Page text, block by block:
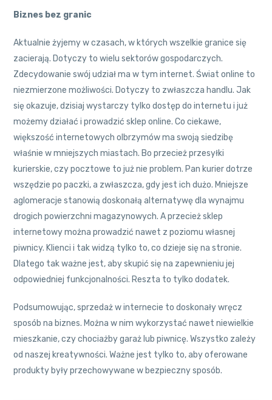
Biznes bez granic
Aktualnie żyjemy w czasach, w których wszelkie granice się
zacierają. Dotyczy to wielu sektorów gospodarczych.
Zdecydowanie swój udział ma w tym internet. Świat online to
niezmierzone możliwości. Dotyczy to zwłaszcza handlu. Jak
się okazuje, dzisiaj wystarczy tylko dostęp do internetu i już
możemy działać i prowadzić sklep online. Co ciekawe,
większość internetowych olbrzymów ma swoją siedzibę
właśnie w mniejszych miastach. Bo przecież przesyłki
kurierskie, czy pocztowe to już nie problem. Pan kurier dotrze
wszędzie po paczki, a zwłaszcza, gdy jest ich dużo. Mniejsze
aglomeracje stanowią doskonałą alternatywę dla wynajmu
drogich powierzchni magazynowych. A przecież sklep
internetowy można prowadzić nawet z poziomu własnej
piwnicy. Klienci i tak widzą tylko to, co dzieje się na stronie.
Dlatego tak ważne jest, aby skupić się na zapewnieniu jej
odpowiedniej funkcjonalności. Reszta to tylko dodatek.
Podsumowując, sprzedaż w internecie to doskonały wręcz
sposób na biznes. Można w nim wykorzystać nawet niewielkie
mieszkanie, czy chociażby garaż lub piwnicę. Wszystko zależy
od naszej kreatywności. Ważne jest tylko to, aby oferowane
produkty były przechowywane w bezpieczny sposób.